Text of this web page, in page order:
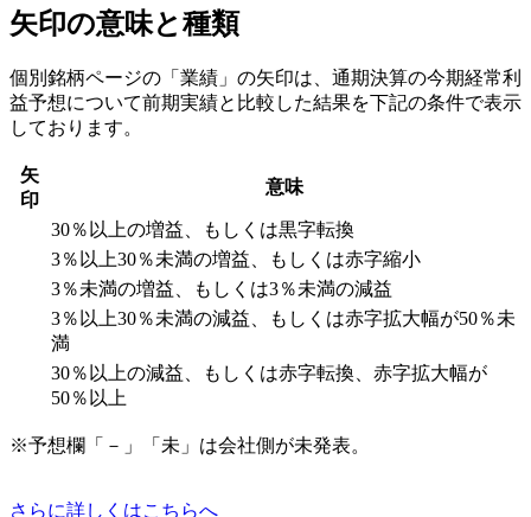
矢印の意味と種類
個別銘柄ページの「業績」の矢印は、通期決算の今期経常利
益予想について前期実績と比較した結果を下記の条件で表示
しております。
矢
印
意味
30％以上の増益、もしくは黒字転換
3％以上30％未満の増益、もしくは赤字縮小
3％未満の増益、もしくは3％未満の減益
3％以上30％未満の減益、もしくは赤字拡大幅が50％未
満
30％以上の減益、もしくは赤字転換、赤字拡大幅が
50％以上
※予想欄「－」「未」は会社側が未発表。
さらに詳しくはこちらへ